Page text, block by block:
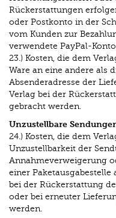
Rückerstattungen
oder Postkonto in der
vom Kunden zur
verwendete PayPal-
23.) Kosten, die dem
Ware an eine andere als
Absenderadresse der
Verlag bei der
gebracht werden.
Unzustellbare
24.) Kosten, die dem
Unzustellbarkeit der
Annahmeverweigerung
einer
bei der Rückerstattung
oder bei erneuter
werden.